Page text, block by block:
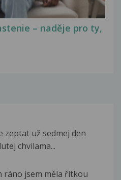
– naděje pro ty,
zeptat už sedmej den
chvilama...
ráno jsem měla řítkou